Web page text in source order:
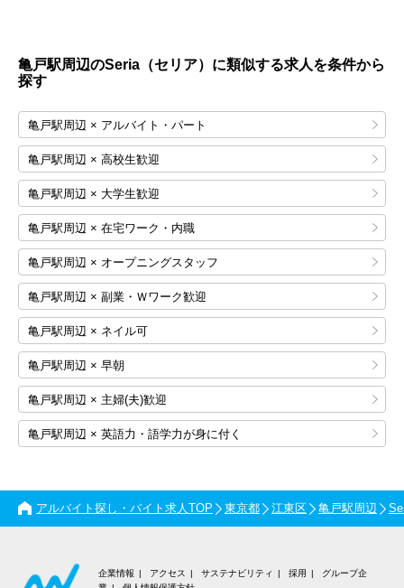
亀戸駅周辺のSeria（セリア）に類似する求人を条件から
探す
亀戸駅周辺 × アルバイト・パート
亀戸駅周辺 × 高校生歓迎
亀戸駅周辺 × 大学生歓迎
亀戸駅周辺 × 在宅ワーク・内職
亀戸駅周辺 × オープニングスタッフ
亀戸駅周辺 × 副業・Ｗワーク歓迎
亀戸駅周辺 × ネイル可
亀戸駅周辺 × 早朝
亀戸駅周辺 × 主婦(夫)歓迎
亀戸駅周辺 × 英語力・語学力が身に付く
アルバイト探し・バイト求人TOP 東京都 江東区 亀戸駅周辺
企業情報 アクセス サステナビリティ 採用
グループ企